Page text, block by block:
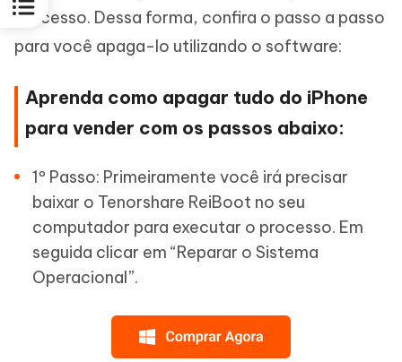
processo. Dessa forma, confira o passo a passo
para você apaga-lo utilizando o software:
Aprenda como apagar tudo do iPhone
para vender com os passos abaixo:
1º Passo: Primeiramente você irá precisar
baixar o Tenorshare ReiBoot no seu
computador para executar o processo. Em
seguida clicar em “Reparar o Sistema
Operacional”.